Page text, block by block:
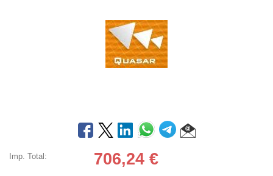
Imp. Total: 706,24 €